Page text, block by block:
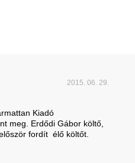
2015. 06. 29.
Kiadó
meg. Erdődi Gábor költő,
fordít élő költőt.